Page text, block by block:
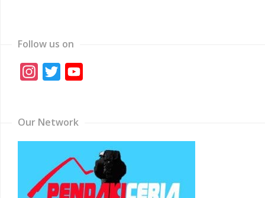
Follow us on
Instagram
Twitter
Our Network